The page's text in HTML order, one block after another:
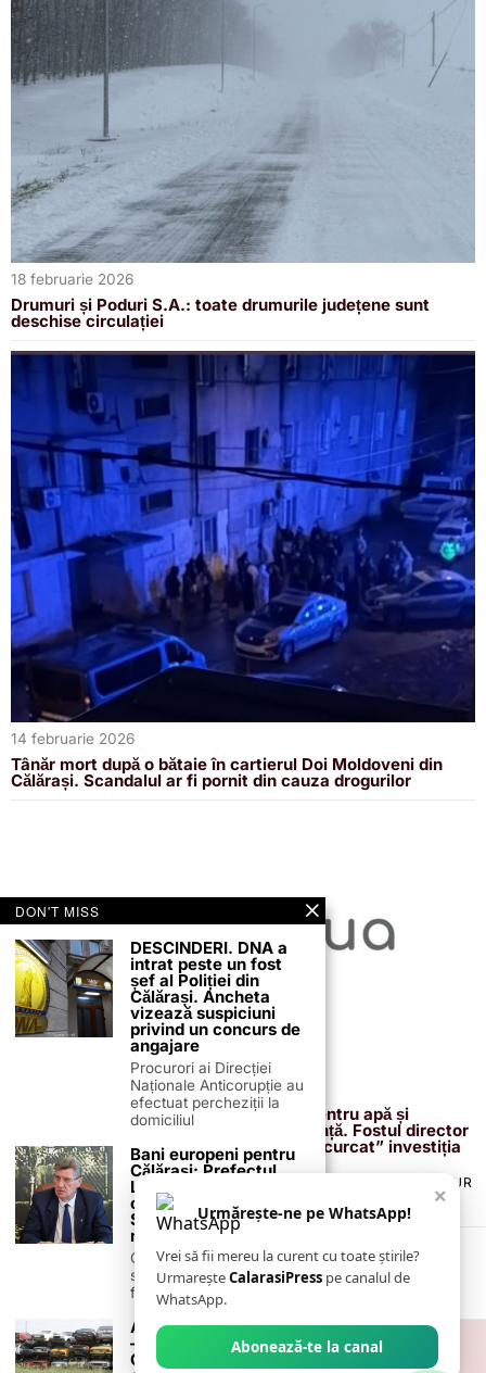
18 februarie 2026
Drumuri și Poduri S.A.: toate drumurile județene sunt
deschise circulației
14 februarie 2026
Tânăr mort după o bătaie în cartierul Doi Moldoveni din
Călărași. Scandalul ar fi pornit din cauza drogurilor
13 februarie 2026
Proiectul de 400 de milioane de euro pentru apă și
canalizare, confirmat definitiv de instanță. Fostul director
reacționează după acuzațiile că ar fi „încurcat” investiția
TERMENI ȘI CONDIȚII
POLITICA DE ANULARE & RETUR
PUBLICITATE ONLINE & TIPĂRITĂ
CONTACT
ZIARUL ANUNȚUL CĂLĂRĂȘEAN
×
Urmărește-ne pe WhatsApp!
Vrei să fii mereu la curent cu toate știrile?
UrmareșteCalarasiPress pe canalul de
WhatsApp.
Abonează-te la canal
DON'T MISS
DESCINDERI. DNA a
intrat peste un fost
șef al Poliției din
Călărași. Ancheta
vizează suspiciuni
privind un concurs de
angajare
Procurori ai Direcției
Naționale Anticorupție au
efectuat percheziții la
domiciliul
Bani europeni pentru
Călărași: Prefectul
Laurențiu State anunță
colaborarea cu ADR
Sud-Muntenia pentru
noi finanțări
Călărașul se pregătește
să intre pe harta
finanțărilor europene, cu
Anunț solicitare ofertă
– Prefectura Județului
Călărași casează 6